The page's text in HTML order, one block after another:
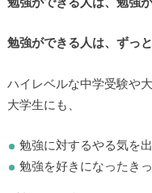
勉強ができる人は、勉強
勉強ができる人は、ずっ
ハイレベルな中学受験や
大学生にも、
勉強に対するやる気を
勉強を好きになったき